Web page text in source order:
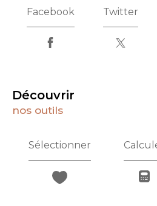
Facebook Twitter
découvrir
nos outils
Sélectionner